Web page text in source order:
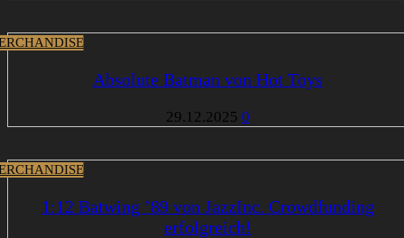
Absolute Batman von Hot Toys
29.12.2025 0
1:12 Batwing ’89 von JazzInc. Crowdfunding
erfolgreich!